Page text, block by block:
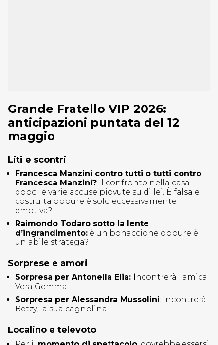
Grande Fratello VIP 2026:
anticipazioni puntata del 12
maggio
Liti e scontri
Francesca Manzini contro tutti o tutti contro
Francesca Manzini? Il confronto nella casa
dopo le varie accuse piovute su di lei. È falsa e
costruita oppure è solo eccessivamente
emotiva?
Raimondo Todaro sotto la lente
d’ingrandimento: è un bonaccione oppure è
un abile stratega?
Sorprese e amori
Sorpresa per Antonella Elia: incontrerà l’amica
Vera Gemma.
Sorpresa per Alessandra Mussolini: incontrerà
Betzy, la sua cagnolina.
Localino e televoto